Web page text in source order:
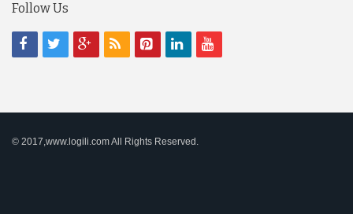
Follow Us
© 2017,www.logili.com All Rights Reserved.